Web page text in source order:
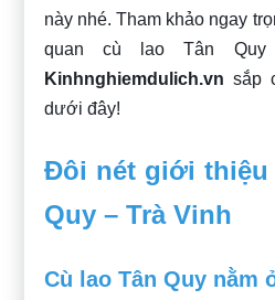
này nhé. Tham khảo ngay
quan cù lao Tân
Kinhnghiemdulich.vn sắp
dưới đây!
Đôi nét giới thiệu
Quy – Trà Vinh
Cù lao Tân Quy nằm